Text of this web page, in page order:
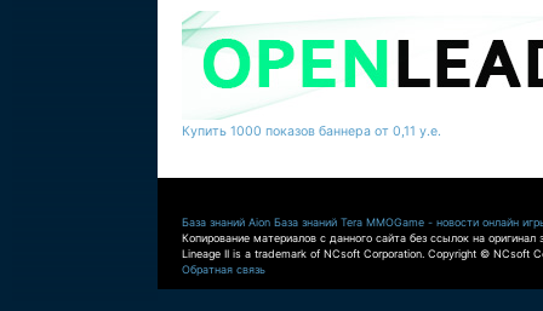
Купить 1000 показов баннера от 0,11 у.е.
База знаний Aion База знаний Tera MMOGame - новости онлайн
Копирование материалов с данного сайта без ссылок на оригинал
Lineage II is a trademark of NCsoft Corporation. Copyright © NCsoft
Обратная связь